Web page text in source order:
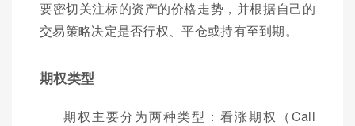
要密切关注标的资产的价格走势，并根据自己的
交易策略决定是否行权、平仓或持有至到期。
期权类型
期权主要分为两种类型：看涨期权（Call